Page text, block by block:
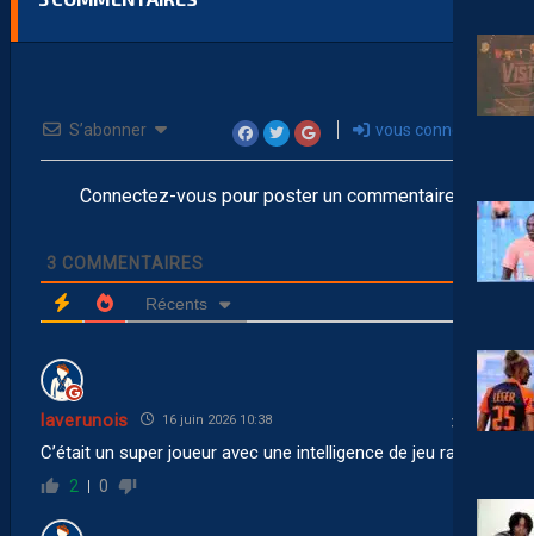
S’abonner vous connecter
Connectez-vous pour poster un commentaire
3 COMMENTAIRES
Récents
laverunois 16 juin 2026 10:38
C’était un super joueur avec une intelligence de jeu rare.
2 0